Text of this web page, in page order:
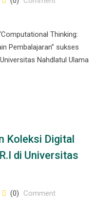
Thinking:
Pembalajaran” sukses
Nahdlatul Ulama
Koleksi Digital
di Universitas
(0) Comment